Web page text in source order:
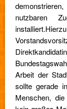
nutzbaren
installiert.
Arbeit der
sollte gerade
Menschen,